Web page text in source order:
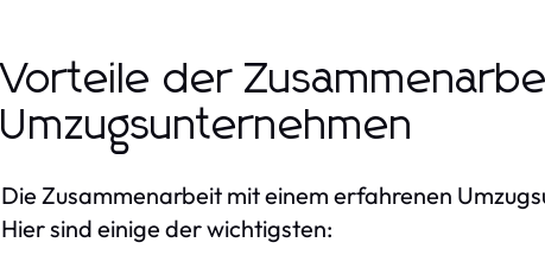
Vorteile der
Umzugsunternehmen
Die Zusammenarbeit mit einem erfahrenen
Hier sind einige der wichtigsten: